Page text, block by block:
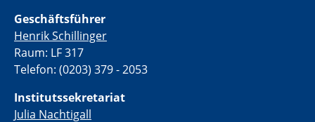
Geschäftsführer
Henrik Schillinger
Raum: LF 317
Telefon: (0203) 379 - 2053
Institutssekretariat
Julia Nachtigall